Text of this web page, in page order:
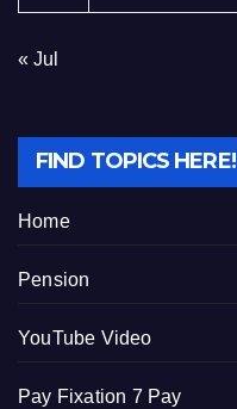
« Jul
FIND TOPICS HERE!
Home
Pension
YouTube Video
Pay Fixation 7 Pay